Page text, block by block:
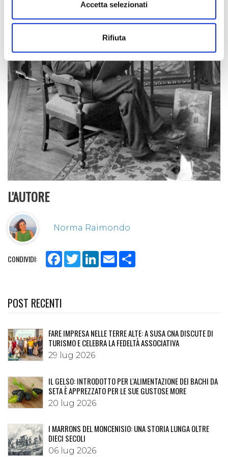
Accetta selezionati
Rifiuta
L'AUTORE
Norma Raimondo
CONDIVIDI: Facebook
TwitterLinkedIn
Email
POST RECENTI
FARE IMPRESA NELLE TERRE ALTE: A SUSA CNA DISCUTE DI
TURISMO E CELEBRA LA FEDELTÀ ASSOCIATIVA
29 lug 2026
IL GELSO: INTRODOTTO PER L'ALIMENTAZIONE DEI BACHI DA
SETA È APPREZZATO PER LE SUE GUSTOSE MORE
20 lug 2026
I MARRONS DEL MONCENISIO: UNA STORIA LUNGA OLTRE
DIECI SECOLI
06 lug 2026